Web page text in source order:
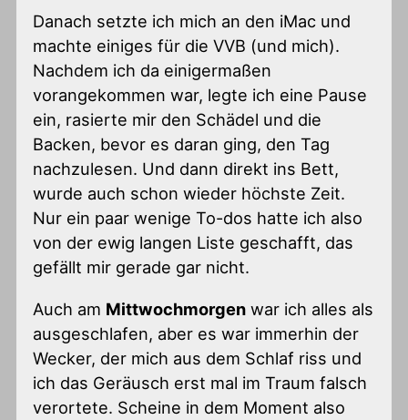
Danach setzte ich mich an den iMac und
machte einiges für die VVB (und mich).
Nachdem ich da einigermaßen
vorangekommen war, legte ich eine Pause
ein, rasierte mir den Schädel und die
Backen, bevor es daran ging, den Tag
nachzulesen. Und dann direkt ins Bett,
wurde auch schon wieder höchste Zeit.
Nur ein paar wenige To-dos hatte ich also
von der ewig langen Liste geschafft, das
gefällt mir gerade gar nicht.
Auch am Mittwochmorgen war ich alles als
ausgeschlafen, aber es war immerhin der
Wecker, der mich aus dem Schlaf riss und
ich das Geräusch erst mal im Traum falsch
verortete. Scheine in dem Moment also